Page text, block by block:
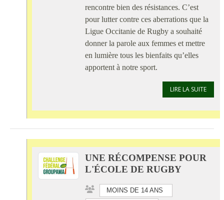
rencontre bien des résistances. C’est
pour lutter contre ces aberrations que la
Ligue Occitanie de Rugby a souhaité
donner la parole aux femmes et mettre
en lumière tous les bienfaits qu’elles
apportent à notre sport.
LIRE LA SUITE
UNE RÉCOMPENSE POUR
L'ÉCOLE DE RUGBY
MOINS DE 14 ANS